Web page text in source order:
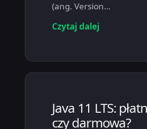
(ang. Version…
Czytaj dalej
Java 11 LTS:
czy darmowa?